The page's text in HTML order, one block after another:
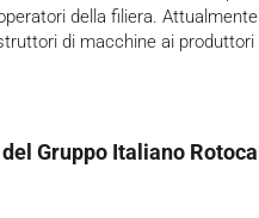
della filiera.
di macchine ai
Gruppo Italiano